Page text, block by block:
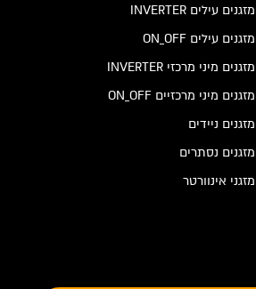
מזגנים עילים INVERTER
מזגנים עילים ON_OFF
מזגנים מיני מרכזי INVERTER
מזגנים מיני מרכזיים ON_OFF
מזגנים ניידים
מזגנים נסתרים
מזגני אינוורטר